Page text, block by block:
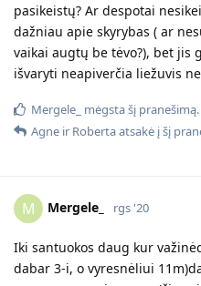
pasikeistų? Ar despotai
dažniau apie skyrybas ( ar
vaikai augtų be tėvo?), bet jis
išvaryti neapiverčia liežuvis
Mergele_ mėgsta šį pranešimą.
Agne ir Robertaatsakė į šį
M Mergele_ rgs '20
Iki santuokos daug kur
dabar 3-i, o vyresnėliui